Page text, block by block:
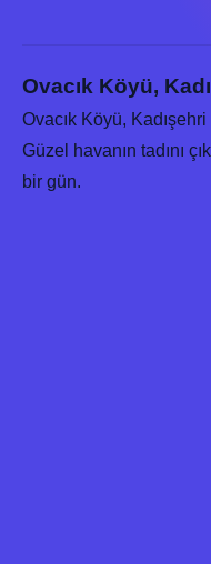
Ovacık Köyü,
Ovacık Köyü,
Güzel havanın tadını
bir gün.